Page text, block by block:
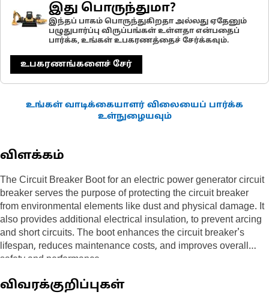
இது பொருந்துமா?
இந்தப் பாகம் பொருந்துகிறதா அல்லது ஏதேனும்
பழுதுபார்ப்பு விருப்பங்கள் உள்ளதா என்பதைப்
பார்க்க, உங்கள் உபகரணத்தைச் சேர்க்கவும்.
உபகரணங்களைச் சேர்
உங்கள் வாடிக்கையாளர் விலையைப் பார்க்க
உள்நுழையவும்
விளக்கம்
The Circuit Breaker Boot for an electric power generator circuit
breaker serves the purpose of protecting the circuit breaker
from environmental elements like dust and physical damage. It
also provides additional electrical insulation, to prevent arcing
and short circuits. The boot enhances the circuit breaker's
lifespan, reduces maintenance costs, and improves overall
safety and performance.
Attributes:
விவரக்குறிப்புகள்